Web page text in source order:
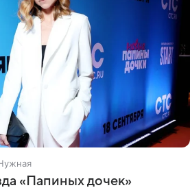
«Папиных дочек»